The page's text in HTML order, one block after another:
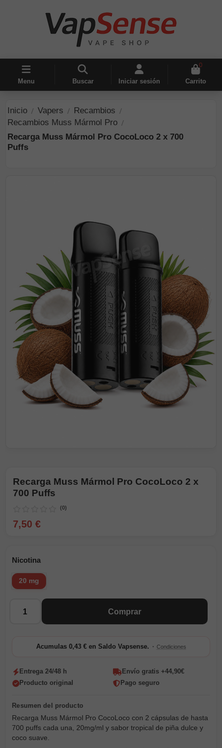
Menu Buscar Iniciar sesión
0
Carrito
Inicio Vapers
Recambios
Recambios Muss Mármol Pro
Recarga Muss Mármol Pro CocoLoco 2 x 700
Puffs
Recarga Muss Mármol Pro CocoLoco 2 x
700 Puffs
(0)
7,50 €
Nicotina
20 mg
Comprar
Acumulas 0,43 € en Saldo Vapsense. · Condiciones
Entrega 24/48 h
Envío gratis +44,90€
Producto original
Pago seguro
Recarga Muss Mármol Pro CocoLoco con 2 cápsulas de hasta
700 puffs cada una, 20mg/ml y sabor tropical de piña dulce y
coco suave.